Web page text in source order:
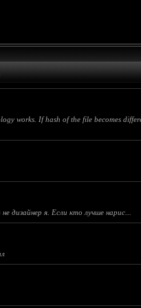
works. If hash of the file becomes
дизайнер я. Если кто лучше нарис...